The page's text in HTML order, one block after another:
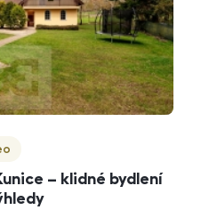
– klidné bydlení